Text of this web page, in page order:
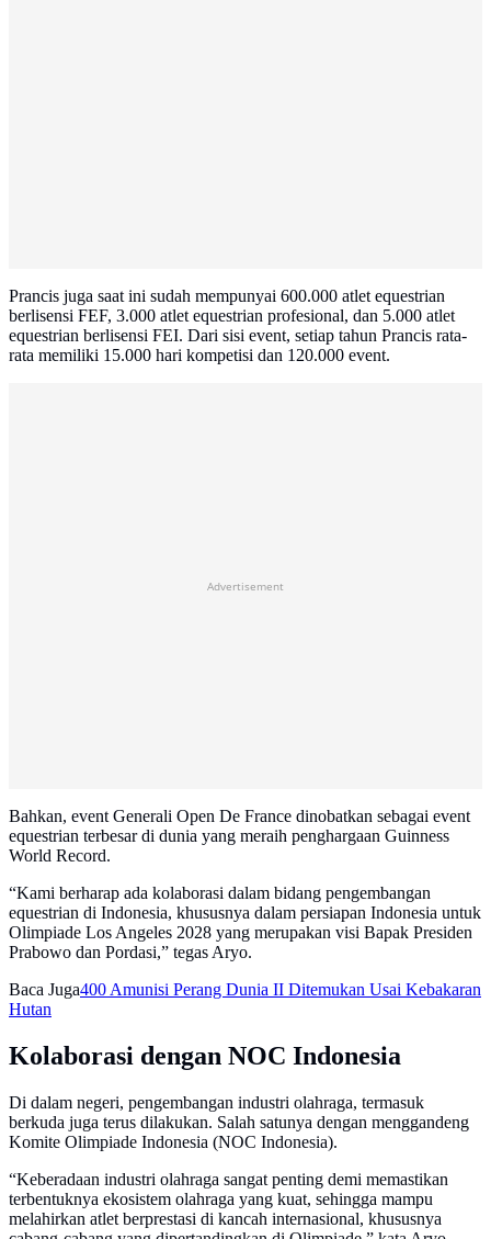
Prancis juga saat ini sudah mempunyai 600.000 atlet equestrian
berlisensi FEF, 3.000 atlet equestrian profesional, dan 5.000 atlet
equestrian berlisensi FEI. Dari sisi event, setiap tahun Prancis rata-
rata memiliki 15.000 hari kompetisi dan 120.000 event.
Advertisement
Bahkan, event Generali Open De France dinobatkan sebagai event
equestrian terbesar di dunia yang meraih penghargaan Guinness
World Record.
“Kami berharap ada kolaborasi dalam bidang pengembangan
equestrian di Indonesia, khususnya dalam persiapan Indonesia untuk
Olimpiade Los Angeles 2028 yang merupakan visi Bapak Presiden
Prabowo dan Pordasi,” tegas Aryo.
Baca Juga400 Amunisi Perang Dunia II Ditemukan Usai Kebakaran
Hutan
Kolaborasi dengan NOC Indonesia
Di dalam negeri, pengembangan industri olahraga, termasuk
berkuda juga terus dilakukan. Salah satunya dengan menggandeng
Komite Olimpiade Indonesia (NOC Indonesia).
“Keberadaan industri olahraga sangat penting demi memastikan
terbentuknya ekosistem olahraga yang kuat, sehingga mampu
melahirkan atlet berprestasi di kancah internasional, khususnya